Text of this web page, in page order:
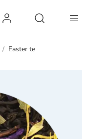
Log ind
Easter te